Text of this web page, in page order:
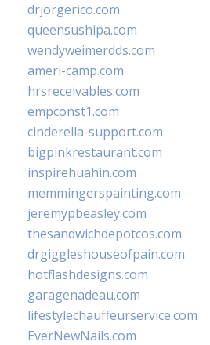
drjorgerico.com
queensushipa.com
wendyweimerdds.com
ameri-camp.com
hrsreceivables.com
empconst1.com
cinderella-support.com
bigpinkrestaurant.com
inspirehuahin.com
memmingerspainting.com
jeremypbeasley.com
thesandwichdepotcos.com
drgiggleshouseofpain.com
hotflashdesigns.com
garagenadeau.com
lifestylechauffeurservice.com
EverNewNails.com